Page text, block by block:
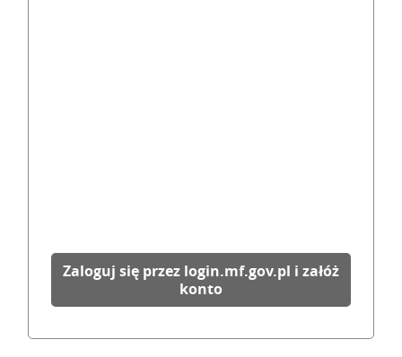
Zaloguj się przez login.mf.gov.pl i załóż
konto